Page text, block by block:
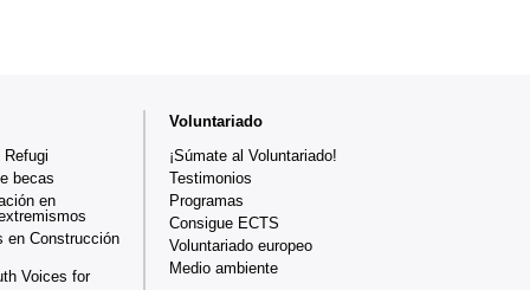
becas
en
en Construcción
Voices for
Voluntariado
¡Súmate al Voluntariado!
Testimonios
Programas
Consigue ECTS
Voluntariado europeo
Medio ambiente